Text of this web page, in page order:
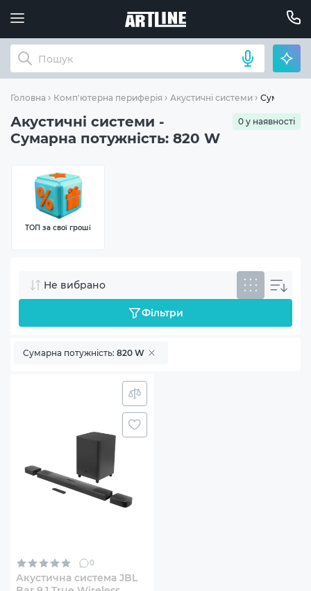
Головна Комп'ютерна периферія Акустичні системи Сумарна
Акустичні системи -
Сумарна потужність: 820 W
0 у наявності
ТОП за свої гроші
Не вибрано
Фільтри
Сумарна потужність: 820 W
0
Акустична система JBL